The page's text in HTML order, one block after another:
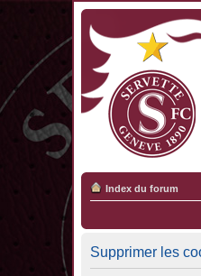
Index du forum
Supprimer les